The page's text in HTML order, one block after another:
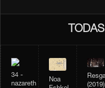
34 -
nazareth
Noa